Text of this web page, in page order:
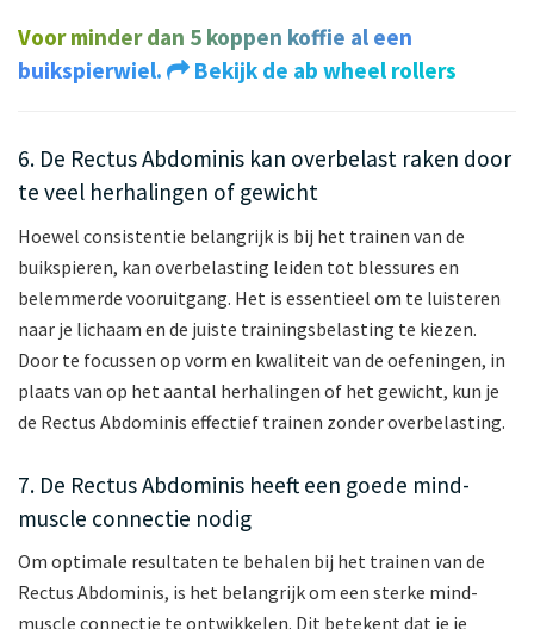
Voor minder dan 5 koppen koffie al een
buikspierwiel.
Bekijk de ab wheel rollers
6. De Rectus Abdominis kan overbelast raken door
te veel herhalingen of gewicht
Hoewel consistentie belangrijk is bij het trainen van de
buikspieren, kan overbelasting leiden tot blessures en
belemmerde vooruitgang. Het is essentieel om te luisteren
naar je lichaam en de juiste trainingsbelasting te kiezen.
Door te focussen op vorm en kwaliteit van de oefeningen, in
plaats van op het aantal herhalingen of het gewicht, kun je
de Rectus Abdominis effectief trainen zonder overbelasting.
7. De Rectus Abdominis heeft een goede mind-
muscle connectie nodig
Om optimale resultaten te behalen bij het trainen van de
Rectus Abdominis, is het belangrijk om een sterke mind-
muscle connectie te ontwikkelen. Dit betekent dat je je